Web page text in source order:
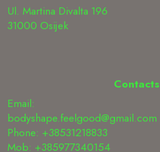
Ul. Martina Divalta 196
31000 Osijek
Contacts
Email:
bodyshape.feelgood@gmail.com
Phone: +38531218833
Mob: +385977340154